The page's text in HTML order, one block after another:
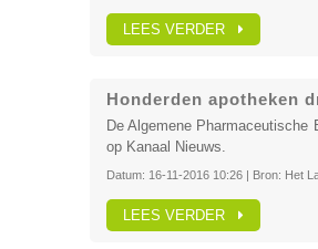
LEES VERDER
Honderden apotheken
De Algemene
op Kanaal Nieuws.
Datum: 16-11-2016 10:26| Bron: Het
LEES VERDER